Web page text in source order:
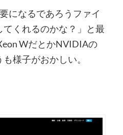
になるであろうファイ
くれるのかな？」と最
WだとかNVIDIAの
様子がおかしい。